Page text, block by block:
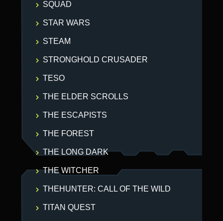
SQUAD
STAR WARS
STEAM
STRONGHOLD CRUSADER
TESO
THE ELDER SCROLLS
THE ESCAPISTS
THE FOREST
THE LONG DARK
THE WITCHER
THEHUNTER: CALL OF THE WILD
TITAN QUEST